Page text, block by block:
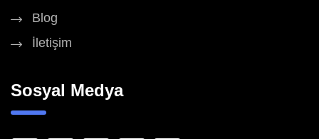
Blog
İletişim
Sosyal Medya